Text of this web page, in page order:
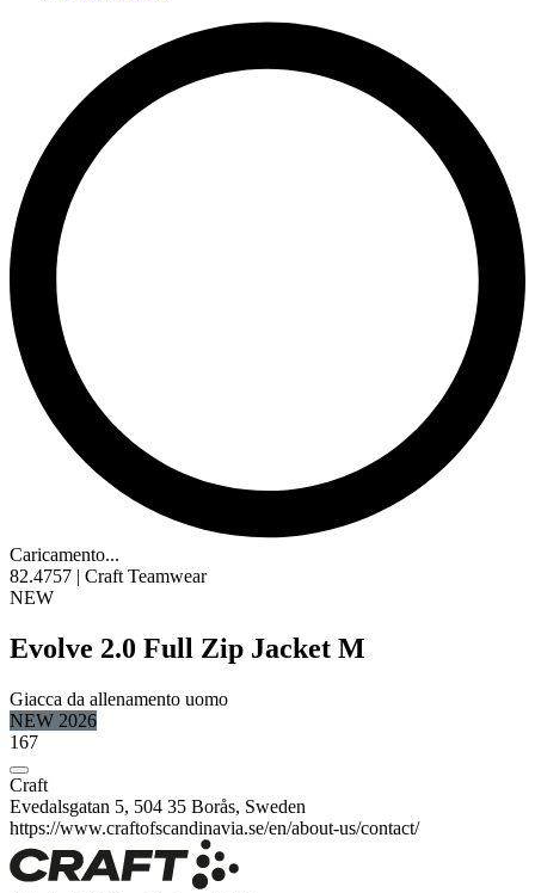
Caricamento...
82.4757 | Craft Teamwear
NEW
Evolve 2.0 Full Zip Jacket M
Giacca da allenamento uomo
NEW 2026
167
Craft
Evedalsgatan 5, 504 35 Borås, Sweden
https://www.craftofscandinavia.se/en/about-us/contact/